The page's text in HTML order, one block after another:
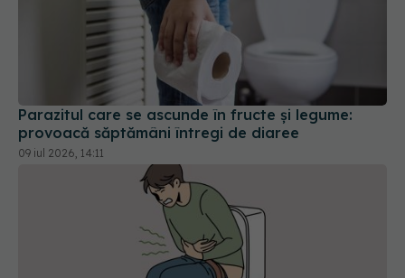
Parazitul care se ascunde în fructe și legume:
provoacă săptămâni întregi de diaree
09 iul 2026, 14:11